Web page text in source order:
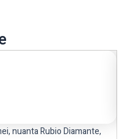
nuanta Rubio Diamante,